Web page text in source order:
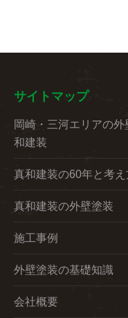
サイトマップ
岡崎・三河エリアの
和建装
真和建装の60年と考え
真和建装の外壁塗装
施工事例
外壁塗装の基礎知識
会社概要